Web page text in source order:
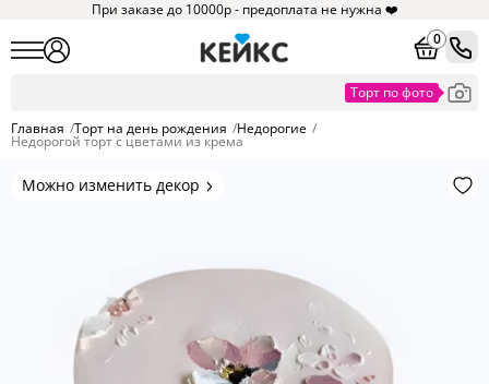
При заказе до 10000р - предоплата не нужна ❤️
0
Главная /Торт на день рождения /Недорогие /
Недорогой торт с цветами из крема
Можно изменить декор